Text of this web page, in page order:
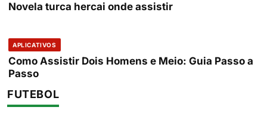
Novela turca hercai onde assistir
APLICATIVOS
Como Assistir Dois Homens e Meio: Guia Passo a
Passo
FUTEBOL